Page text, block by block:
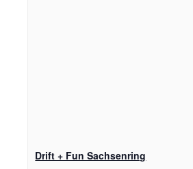
Drift + Fun Sachsenring